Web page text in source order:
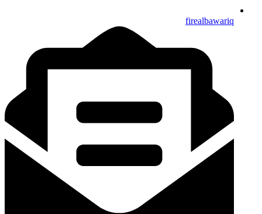
firealbawariq